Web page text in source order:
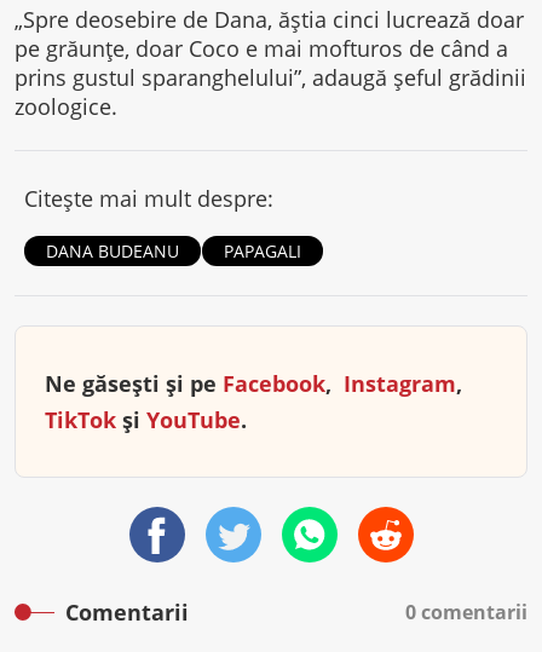
„Spre deosebire de Dana, ăştia cinci lucrează doar
pe grăunţe, doar Coco e mai mofturos de când a
prins gustul sparanghelului”, adaugă şeful grădinii
zoologice.
Citește mai mult despre:
DANA BUDEANU PAPAGALI
Ne găsești și pe Facebook, Instagram,
TikTok și YouTube.
Comentarii 0 comentarii